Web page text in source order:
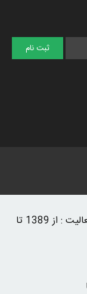
تکنولوژی به زبان ساده | مدت فعالیت : از 1389 تا